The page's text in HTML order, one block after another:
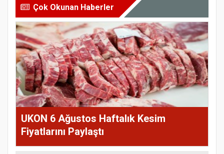
Çok Okunan Haberler
UKON 6 Ağustos Haftalık Kesim
Fiyatlarını Paylaştı